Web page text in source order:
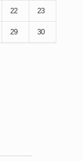
22 23
29 30